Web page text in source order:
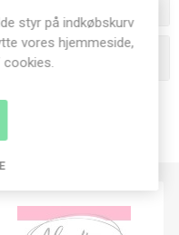
styr på indkøbskurv
vores hjemmeside,